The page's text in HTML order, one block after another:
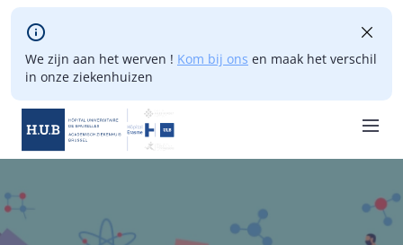
Skip to main content
We zijn aan het werven ! Kom bij ons en maak het verschil
in onze ziekenhuizen
to
main
content